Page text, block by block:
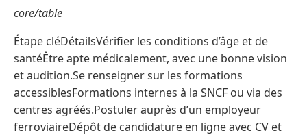
core/table
Étape cléDétailsVérifier les conditions d’âge et de
santéÊtre apte médicalement, avec une bonne vision
et audition.Se renseigner sur les formations
accessiblesFormations internes à la SNCF ou via des
centres agréés.Postuler auprès d’un employeur
ferroviaireDépôt de candidature en ligne avec CV et